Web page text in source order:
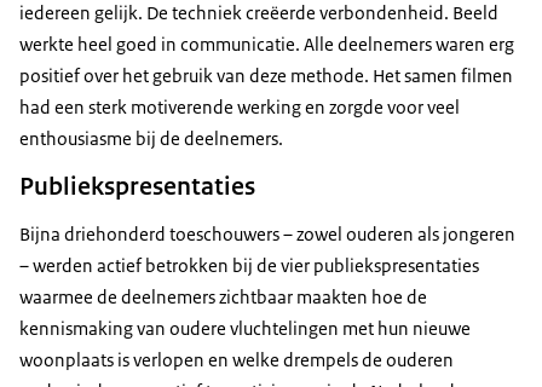
iedereen gelijk. De techniek creëerde verbondenheid. Beeld
werkte heel goed in communicatie. Alle deelnemers waren erg
positief over het gebruik van deze methode. Het samen filmen
had een sterk motiverende werking en zorgde voor veel
enthousiasme bij de deelnemers.
Publiekspresentaties
Bijna driehonderd toeschouwers – zowel ouderen als jongeren
– werden actief betrokken bij de vier publiekspresentaties
waarmee de deelnemers zichtbaar maakten hoe de
kennismaking van oudere vluchtelingen met hun nieuwe
woonplaats is verlopen en welke drempels de ouderen